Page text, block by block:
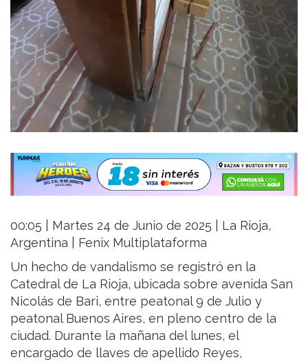
00:05 | Martes 24 de Junio de 2025 | La Rioja,
Argentina | Fenix Multiplataforma
Un hecho de vandalismo se registró en la
Catedral de La Rioja, ubicada sobre avenida San
Nicolás de Bari, entre peatonal 9 de Julio y
peatonal Buenos Aires, en pleno centro de la
ciudad. Durante la mañana del lunes, el
encargado de llaves de apellido Reyes,